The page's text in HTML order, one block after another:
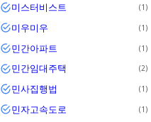
미스터비스트 1
미우미우 1
민간아파트 1
민간임대주택 2
민사집행법 1
민자고속도로 1